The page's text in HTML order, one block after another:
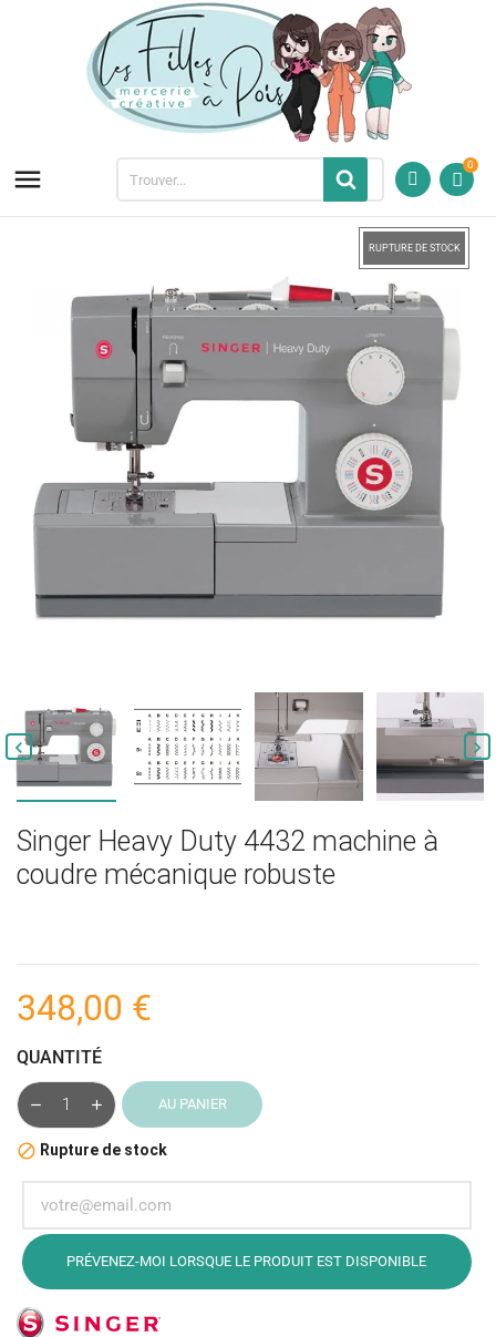
 0
RUPTURE DE STOCK
 
Singer Heavy Duty 4432 machine à
coudre mécanique robuste
348,00 €
QUANTITÉ
AU PANIER
 Rupture de stock
PRÉVENEZ-MOI LORSQUE LE PRODUIT EST DISPONIBLE